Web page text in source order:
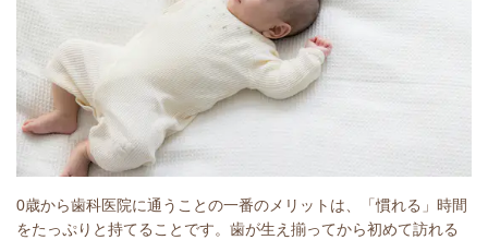
0歳から歯科医院に通うことの一番のメリットは、「慣れる」時間
をたっぷりと持てることです。歯が生え揃ってから初めて訪れる